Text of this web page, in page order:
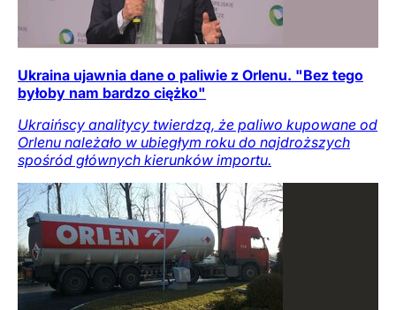
Ukraina ujawnia dane o paliwie z Orlenu. "Bez tego
byłoby nam bardzo ciężko"
Ukraińscy analitycy twierdzą, że paliwo kupowane od
Orlenu należało w ubiegłym roku do najdroższych
spośród głównych kierunków importu.